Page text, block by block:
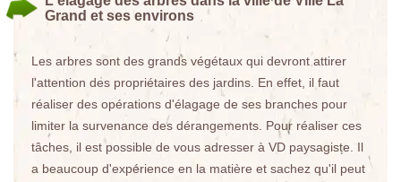
Grand et ses environs
Les arbres sont des grands végétaux qui devront attirer
l'attention des propriétaires des jardins. En effet, il faut
réaliser des opérations d'élagage de ses branches pour
limiter la survenance des dérangements. Pour réaliser ces
tâches, il est possible de vous adresser à VD paysagiste. Il
a beaucoup d'expérience en la matière et sachez qu'il peut